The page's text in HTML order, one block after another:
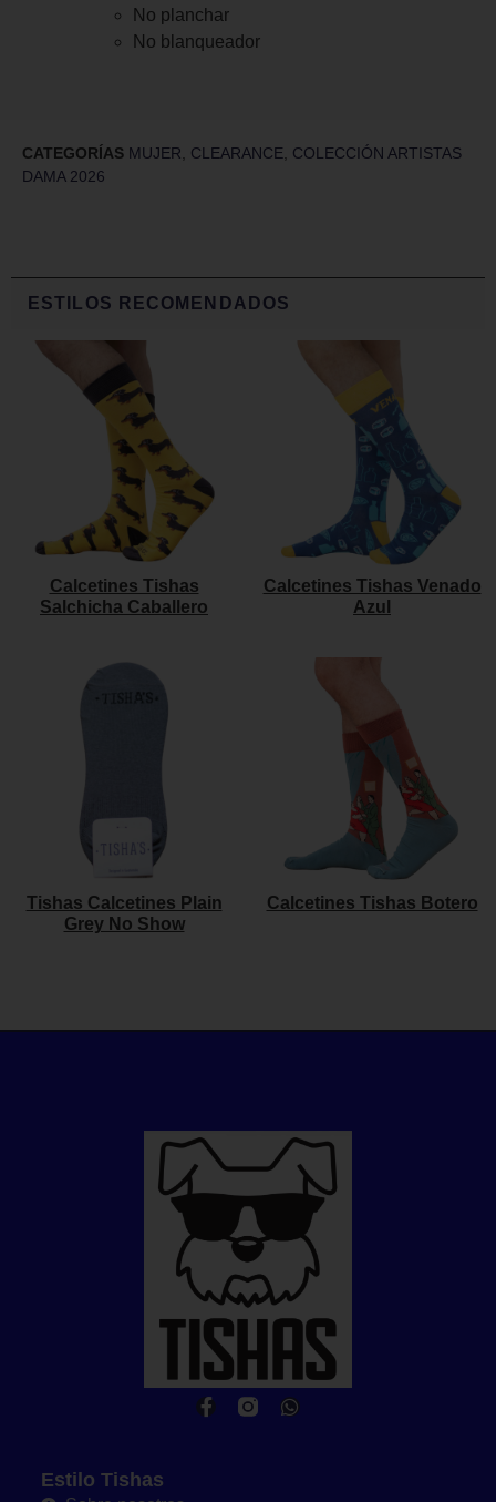
No planchar
No blanqueador
CATEGORÍAS MUJER CLEARANCE
COLECCIÓN ARTISTAS
DAMA 2026
ESTILOS RECOMENDADOS
Calcetines Tishas
Salchicha Caballero
Calcetines Tishas Venado
Azul
Tishas Calcetines Plain
Grey No Show
Calcetines Tishas Botero
Estilo Tishas